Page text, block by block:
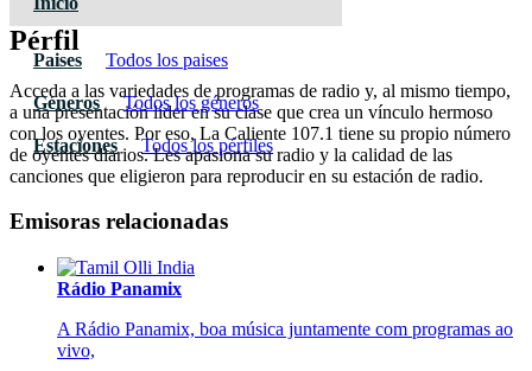
Paises Todos los paises
Géneros Todos los géneros
Estaciones Todos los pérfiles
Pérfil
Acceda a las variedades de programas de radio y, al mismo tiempo,
a una presentación líder en su clase que crea un vínculo hermoso
con los oyentes. Por eso, La Caliente 107.1 tiene su propio número
de oyentes diarios. Les apasiona su radio y la calidad de las
canciones que eligieron para reproducir en su estación de radio.
Emisoras relacionadas
Rádio Panamix
A Rádio Panamix, boa música juntamente com programas ao
vivo,